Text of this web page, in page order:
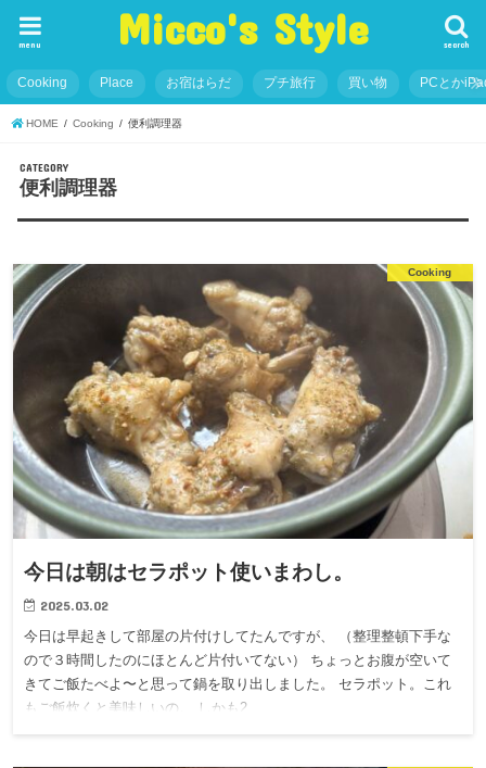
Micco's Style search
menu
Cooking Place お宿はらだ プチ旅行 買い物 PCとか
HOME Cooking 便利調理器
CATEGORY
便利調理器
Cooking
今日は朝はセラポット使いまわし。
2025.03.02
今日は早起きして部屋の片付けしてたんですが、 （整理整頓下手な
ので３時間したのにほとんど片付いてない） ちょっとお腹が空いて
きてご飯たべよ〜と思って鍋を取り出しました。 セラポット。これ
もご飯炊くと美味しいの。 しかも2…